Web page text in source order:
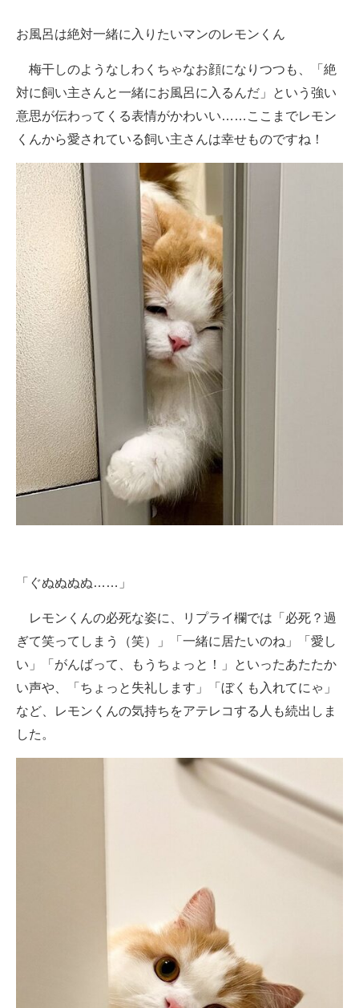
お風呂は絶対一緒に入りたいマンのレモンくん
梅干しのようなしわくちゃなお顔になりつつも、「絶
対に飼い主さんと一緒にお風呂に入るんだ」という強い
意思が伝わってくる表情がかわいい……ここまでレモン
くんから愛されている飼い主さんは幸せものですね！
「ぐぬぬぬぬ……」
レモンくんの必死な姿に、リプライ欄では「必死？過
ぎて笑ってしまう（笑）」「一緒に居たいのね」「愛し
い」「がんばって、もうちょっと！」といったあたたか
い声や、「ちょっと失礼します」「ぼくも入れてにゃ」
など、レモンくんの気持ちをアテレコする人も続出しま
した。